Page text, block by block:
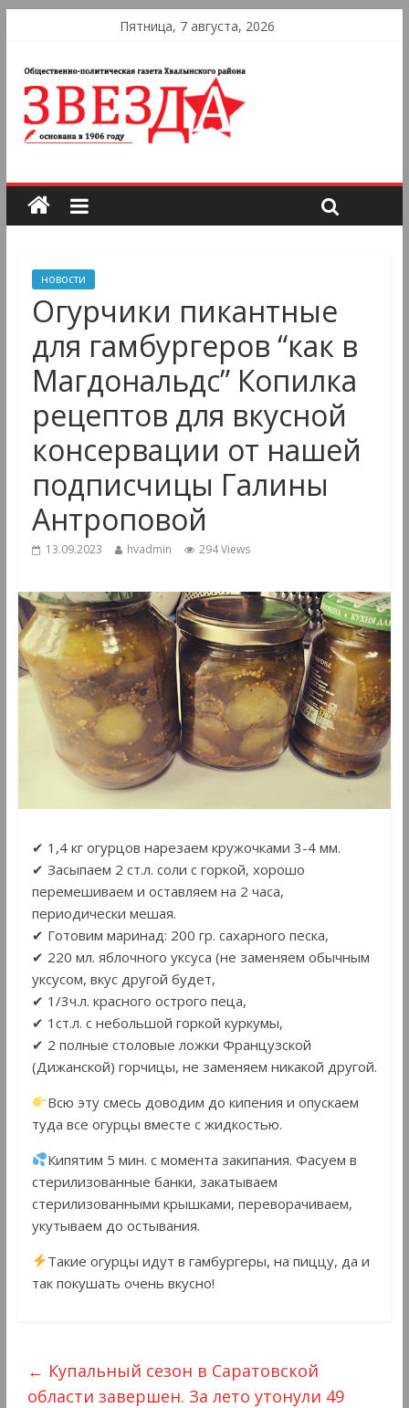
Пятница, 7 августа, 2026
новости
Огурчики пикантные
для гамбургеров “как в
Магдональдс” Копилка
рецептов для вкусной
консервации от нашей
подписчицы Галины
Антроповой
13.09.2023 hvadmin 294 Views
✔ 1,4 кг огурцов нарезаем кружочками 3-4 мм.
✔ Засыпаем 2 ст.л. соли с горкой, хорошо
перемешиваем и оставляем на 2 часа,
периодически мешая.
✔ Готовим маринад: 200 гр. сахарного песка,
✔ 220 мл. яблочного уксуса (не заменяем обычным
уксусом, вкус другой будет,
✔ 1/3ч.л. красного острого пеца,
✔ 1ст.л. с небольшой горкой куркумы,
✔ 2 полные столовые ложки Французской
(Дижанской) горчицы, не заменяем никакой другой.
Всю эту смесь доводим до кипения и опускаем
туда все огурцы вместе с жидкостью.
Кипятим 5 мин. с момента закипания. Фасуем в
стерилизованные банки, закатываем
стерилизованными крышками, переворачиваем,
укутываем до остывания.
Такие огурцы идут в гамбургеры, на пиццу, да и
так покушать очень вкусно!
← Купальный сезон в Саратовской
области завершен. За лето утонули 49